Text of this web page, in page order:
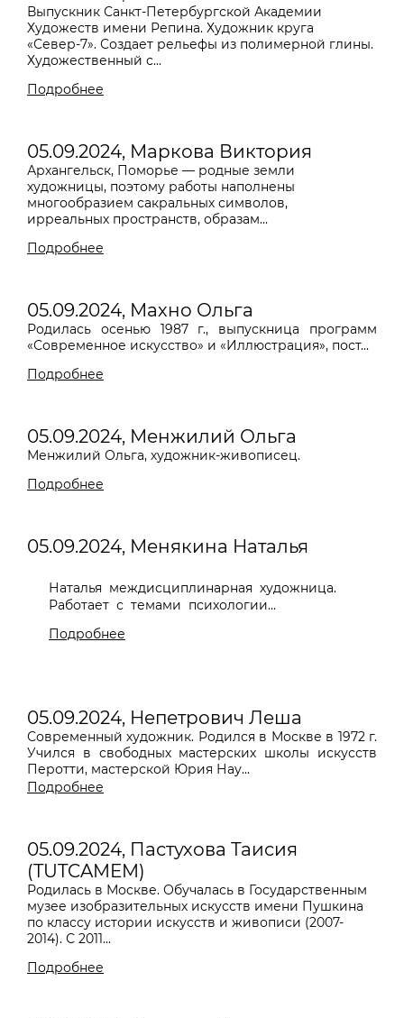
Выпускник Санкт-Петербургской Академии
Художеств имени Репина. Художник круга
«Север-7». Создает рельефы из полимерной глины.
Художественный с...
Подробнее
05.09.2024, Маркова Виктория
Архангельск, Поморье — родные земли
художницы, поэтому работы наполнены
многообразием сакральных символов,
ирреальных пространств, образам...
Подробнее
05.09.2024, Махно Ольга
Родилась осенью 1987 г., выпускница программ
«Современное искусство» и «Иллюстрация», пост...
Подробнее
05.09.2024, Менжилий Ольга
Менжилий Ольга, художник-живописец.
Подробнее
05.09.2024, Менякина Наталья
Наталья междисциплинарная художница.
Работает с темами психологии...
Подробнее
05.09.2024, Непетрович Леша
Современный художник. Родился в Москве в 1972 г.
Учился в свободных мастерских школы искусств
Перотти, мастерской Юрия Нау...
Подробнее
05.09.2024, Пастухова Таисия
(TUTCAMEM)
Родилась в Москве. Обучалась в Государственным
музее изобразительных искусств имени Пушкина
по классу истории искусств и живописи (2007-
2014). С 2011...
Подробнее